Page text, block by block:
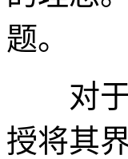
题。
对于
授将其